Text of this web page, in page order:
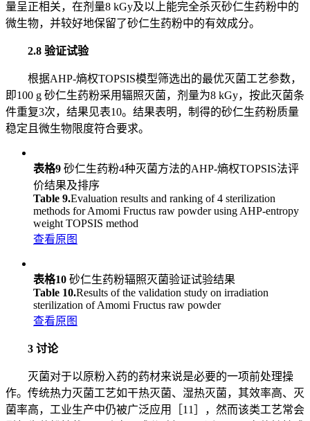
量呈正相关，在剂量8 kGy及以上能完全杀灭砂仁生药粉中的
微生物，并较好地保留了砂仁生药粉中的有效成分。
2.8 验证试验
根据AHP-熵权TOPSIS模型筛选出的最优灭菌工艺参数，
即100 g 砂仁生药粉采用辐照灭菌，剂量为8 kGy，按此灭菌条
件重复3次，结果见表10。结果表明，制得的砂仁生药粉质量
稳定且微生物限度符合要求。
表格9 砂仁生药粉4种灭菌方法的AHP-熵权TOPSIS法评
价结果及排序
Table 9.Evaluation results and ranking of 4 sterilization
methods for Amomi Fructus raw powder using AHP-entropy
weight TOPSIS method
查看原图
表格10 砂仁生药粉辐照灭菌验证试验结果
Table 10.Results of the validation study on irradiation
sterilization of Amomi Fructus raw powder
查看原图
3 讨论
灭菌对于以原粉入药的药材来说是必要的一项前处理操
作。传统热力灭菌工艺如干热灭菌、湿热灭菌，其效率高、灭
菌率高，工业生产中仍被广泛应用［11］，然而该类工艺常会